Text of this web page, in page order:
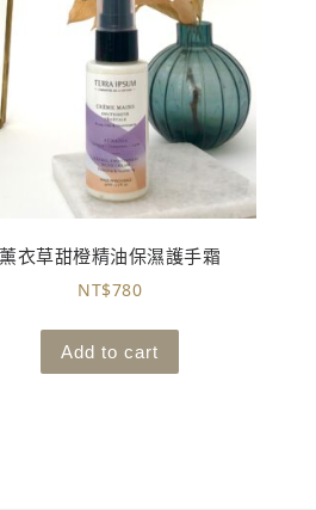
薰衣草甜橙精油保濕護手霜
NT$780
Add to cart